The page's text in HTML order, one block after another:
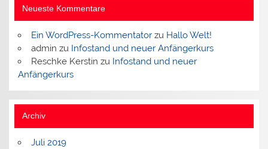
Neueste Kommentare
Ein WordPress-Kommentatorzu Hallo Welt!
admin zu Infostand und neuer Anfängerkurs
Reschke Kerstin zu Infostand und neuer
Anfängerkurs
Archiv
Juli 2019